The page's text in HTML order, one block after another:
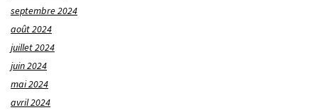
septembre 2024
août 2024
juillet 2024
juin 2024
mai 2024
avril 2024